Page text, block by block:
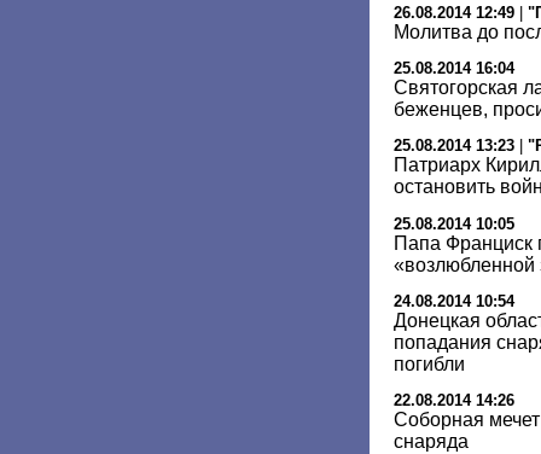
26.08.2014 12:49
Молитва до
25.08.2014 16:04
Святогорская
беженцев,
25.08.2014 13:23
Патриарх
остановить
25.08.2014 10:05
Папа Франциск
24.08.2014 10:54
Донецкая
попадания
погибли
22.08.2014 14:26
Соборная
снаряда